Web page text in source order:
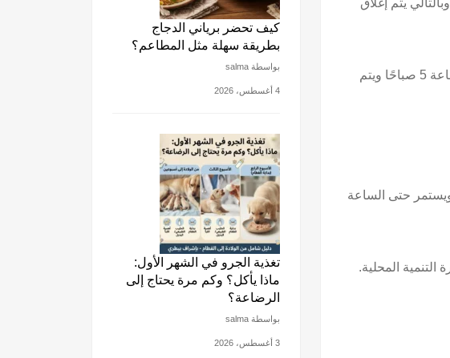
يتم إغلاق
– بالنسبة للمطاعم والكافيهات والبازارات الموجودة في المولات التجارية، يتم بدء العمل فيها في الساعة 5 صباحًا ويتم
والحرف اليدوية في المناطق السكنية في الساعة 8 صباحًا، ويستمر حتى الساعة
كيف تحضر برياني الدجاج
بطريقة سهلة مثل المطاعم؟
بواسطة salma
4 أغسطس، 2026
تغذية الجرو في الشهر الأول:
ماذا يأكل؟ وكم مرة يحتاج إلى
الرضاعة؟
بواسطة salma
3 أغسطس، 2026